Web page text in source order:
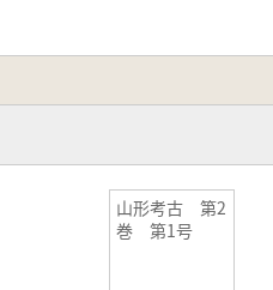
山形考古 第2
巻 第1号